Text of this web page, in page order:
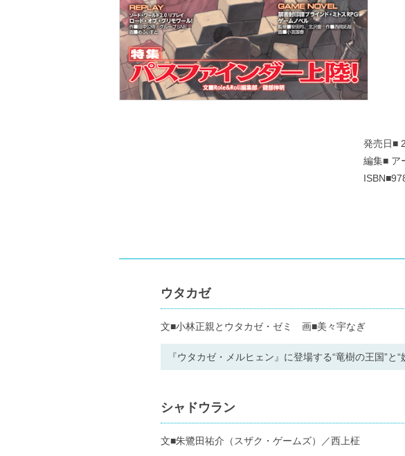
発売日■
編集■ ア
ウタカゼ
文■小林正親とウタカゼ・ゼミ 画■美々宇なぎ
『ウタカゼ・メルヒェン』に登場する“竜樹の王国”
シャドウラン
文■朱鷺田祐介（スザク・ゲームズ）／西上柾